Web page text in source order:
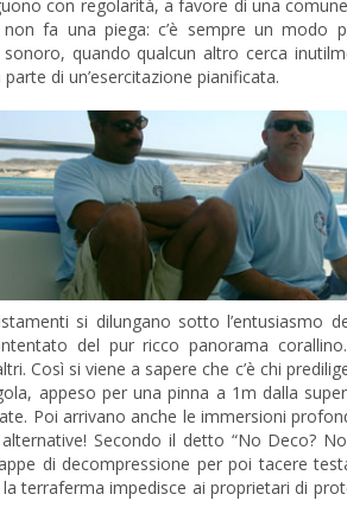
con regolarità, a favore di una
fa una piega: c’è sempre un modo
quando qualcun altro cerca
di un’esercitazione pianificata.
si dilungano sotto l’entusiasmo
del pur ricco panorama
Così si viene a sapere che c’è chi
appeso per una pinna a 1m dalla
Poi arrivano anche le immersioni
Secondo il detto “No Deco? No
di decompressione per poi tacere
terraferma impedisce ai proprietari di